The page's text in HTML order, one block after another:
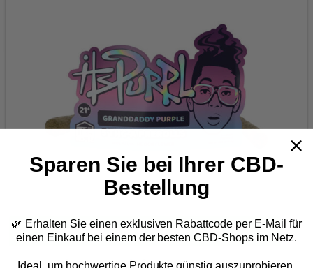
JETZT EINKAUFEN BEI TRE HOUSE
Starker THC-Gehalt von 20-27%
Sparen Sie bei Ihrer CBD-
Bestellung
🌿 Erhalten Sie einen exklusiven Rabattcode per E-Mail für
einen Einkauf bei einem der besten CBD-Shops im Netz.
Ideal, um hochwertige Produkte günstig auszuprobieren.